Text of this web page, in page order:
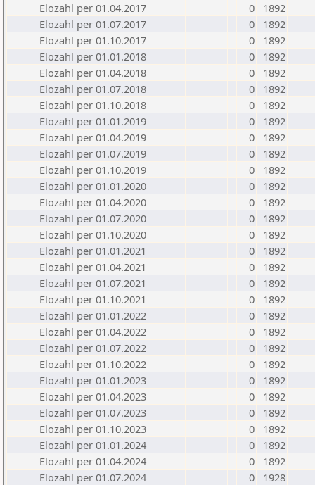
Elozahl per 01.04.2017
0
1892
Elozahl per 01.07.2017
0
1892
Elozahl per 01.10.2017
0
1892
Elozahl per 01.01.2018
0
1892
Elozahl per 01.04.2018
0
1892
Elozahl per 01.07.2018
0
1892
Elozahl per 01.10.2018
0
1892
Elozahl per 01.01.2019
0
1892
Elozahl per 01.04.2019
0
1892
Elozahl per 01.07.2019
0
1892
Elozahl per 01.10.2019
0
1892
Elozahl per 01.01.2020
0
1892
Elozahl per 01.04.2020
0
1892
Elozahl per 01.07.2020
0
1892
Elozahl per 01.10.2020
0
1892
Elozahl per 01.01.2021
0
1892
Elozahl per 01.04.2021
0
1892
Elozahl per 01.07.2021
0
1892
Elozahl per 01.10.2021
0
1892
Elozahl per 01.01.2022
0
1892
Elozahl per 01.04.2022
0
1892
Elozahl per 01.07.2022
0
1892
Elozahl per 01.10.2022
0
1892
Elozahl per 01.01.2023
0
1892
Elozahl per 01.04.2023
0
1892
Elozahl per 01.07.2023
0
1892
Elozahl per 01.10.2023
0
1892
Elozahl per 01.01.2024
0
1892
Elozahl per 01.04.2024
0
1892
Elozahl per 01.07.2024
0
1928